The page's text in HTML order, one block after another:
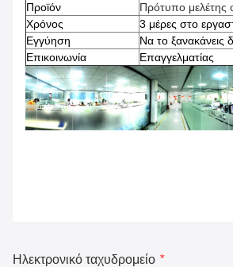
Προϊόν
Πρότυπο μελέτης
Χρόνος
3 μέρες στο
Εγγύηση
Να το ξανακάνεις
Επικοινωνία
Επαγγελματίας
Ηλεκτρονικό ταχυδρομείο *